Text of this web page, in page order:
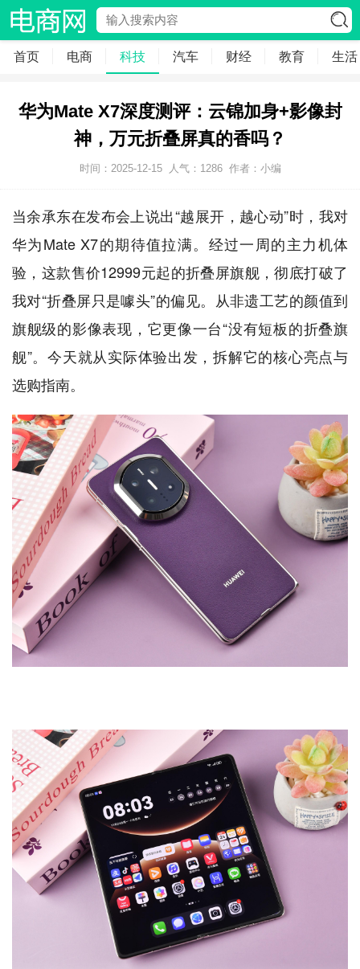
首页 电商 科技 汽车 财经 教育 生活
华为Mate X7深度测评：云锦加身+影像封
神，万元折叠屏真的香吗？
时间：2025-12-15 人气： 1286 作者：小编
当余承东在发布会上说出“越展开，越心动”时，我对
华为Mate X7的期待值拉满。经过一周的主力机体
验，这款售价12999元起的折叠屏旗舰，彻底打破了
我对“折叠屏只是噱头”的偏见。从非遗工艺的颜值到
旗舰级的影像表现，它更像一台“没有短板的折叠旗
舰”。今天就从实际体验出发，拆解它的核心亮点与
选购指南。